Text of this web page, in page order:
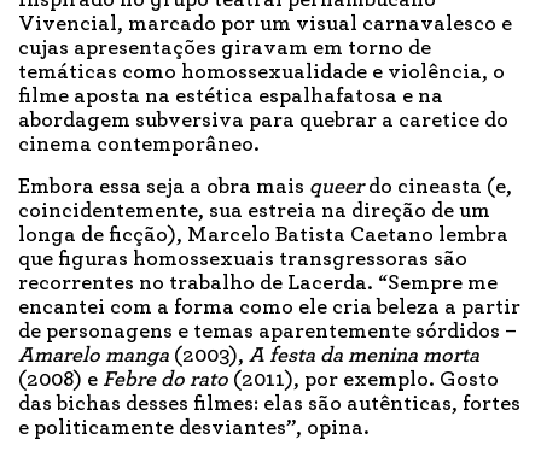
Vivencial, marcado por um visual carnavalesco e
cujas apresentações giravam em torno de
temáticas como homossexualidade e violência, o
filme aposta na estética espalhafatosa e na
abordagem subversiva para quebrar a caretice do
cinema contemporâneo.
Embora essa seja a obra mais queerdo cineasta (e,
coincidentemente, sua estreia na direção de um
longa de ficção), Marcelo Batista Caetano lembra
que figuras homossexuais transgressoras são
recorrentes no trabalho de Lacerda. “Sempre me
encantei com a forma como ele cria beleza a partir
de personagens e temas aparentemente sórdidos –
Amarelo manga (2003), A festa da menina morta
(2008) e Febre do rato (2011), por exemplo. Gosto
das bichas desses filmes: elas são autênticas, fortes
e politicamente desviantes”, opina.